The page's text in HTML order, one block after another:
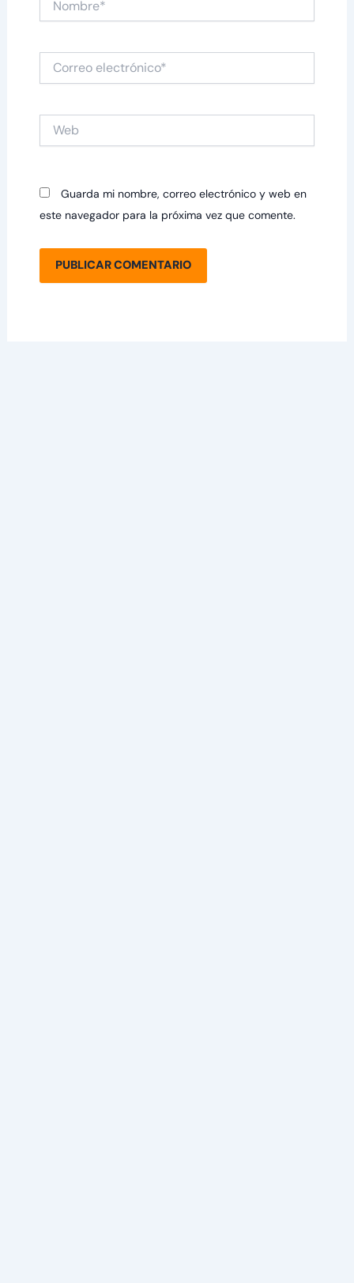
Correo
electrónico*
Guarda mi nombre, correo electrónico y web en
este navegador para la próxima vez que comente.